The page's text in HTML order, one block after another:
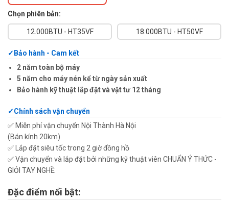
Chọn phiên bản:
12.000BTU - HT35VF 18.000BTU - HT50VF
Bảo hành - Cam kết
2 năm toàn bộ máy
5 năm cho máy nén kể từ ngày sản xuất
Bảo hành kỹ thuật lắp đặt và vật tư 12 tháng
Chính sách vận chuyển
✅ Miễn phí vận chuyển Nội Thành Hà Nội
(Bán kính 20km)
✅ Lắp đặt siêu tốc trong 2 giờ đồng hồ
✅ Vận chuyển và lắp đặt bởi những kỹ thuật viên CHUẨN Ý THỨC -
GIỎI TAY NGHỀ
Đặc điểm nổi bật: